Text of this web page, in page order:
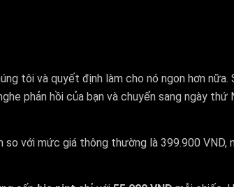
tôi và quyết định làm cho nó ngon hơn nữa.
phản hồi của bạn và chuyển sang ngày
so với mức giá thông thường là 399.900